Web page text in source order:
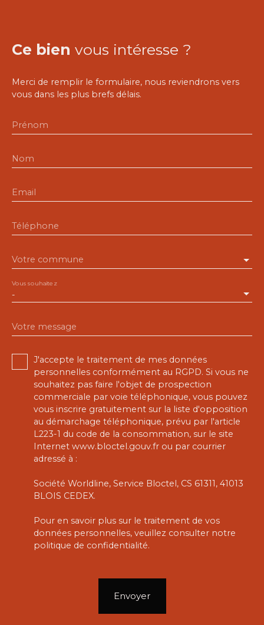
Ce bien vous intéresse ?
Merci de remplir le formulaire, nous reviendrons vers
vous dans les plus brefs délais.
Prénom
Nom
Email
Téléphone
Votre commune
-
Vous souhaitez
Votre message
J'accepte le traitement de mes données
personnelles conformément au RGPD. Si vous ne
souhaitez pas faire l'objet de prospection
commerciale par voie téléphonique, vous pouvez
vous inscrire gratuitement sur la liste d'opposition
au démarchage téléphonique, prévu par l'article
L223-1 du code de la consommation, sur le site
Internet www.bloctel.gouv.fr ou par courrier
adressé à :
Société Worldline, Service Bloctel, CS 61311, 41013
BLOIS CEDEX.
Pour en savoir plus sur le traitement de vos
données personnelles, veuillez consulter notre
politique de confidentialité.
Envoyer